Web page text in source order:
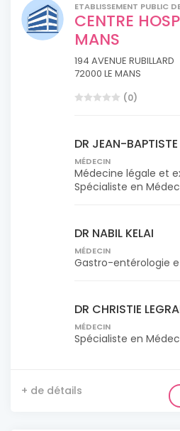
ETABLISSEMENT PUBLIC
CENTRE
MANS
194 AVENUE RUBILLARD
72000 LE MANS
(0)
DR JEAN-
MÉDECIN
Médecine légale et
Spécialiste en
DR NABIL KELAI
MÉDECIN
Gastro-entérologie
DR CHRISTIE
MÉDECIN
Spécialiste en
+ de détails